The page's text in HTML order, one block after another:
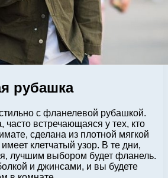
рубашка
с фланелевой рубашкой.
встречающаяся у тех, кто
сделана из плотной мягкой
клетчатый узор. В те дни,
лучшим выбором будет фланель.
и джинсами, и вы будете